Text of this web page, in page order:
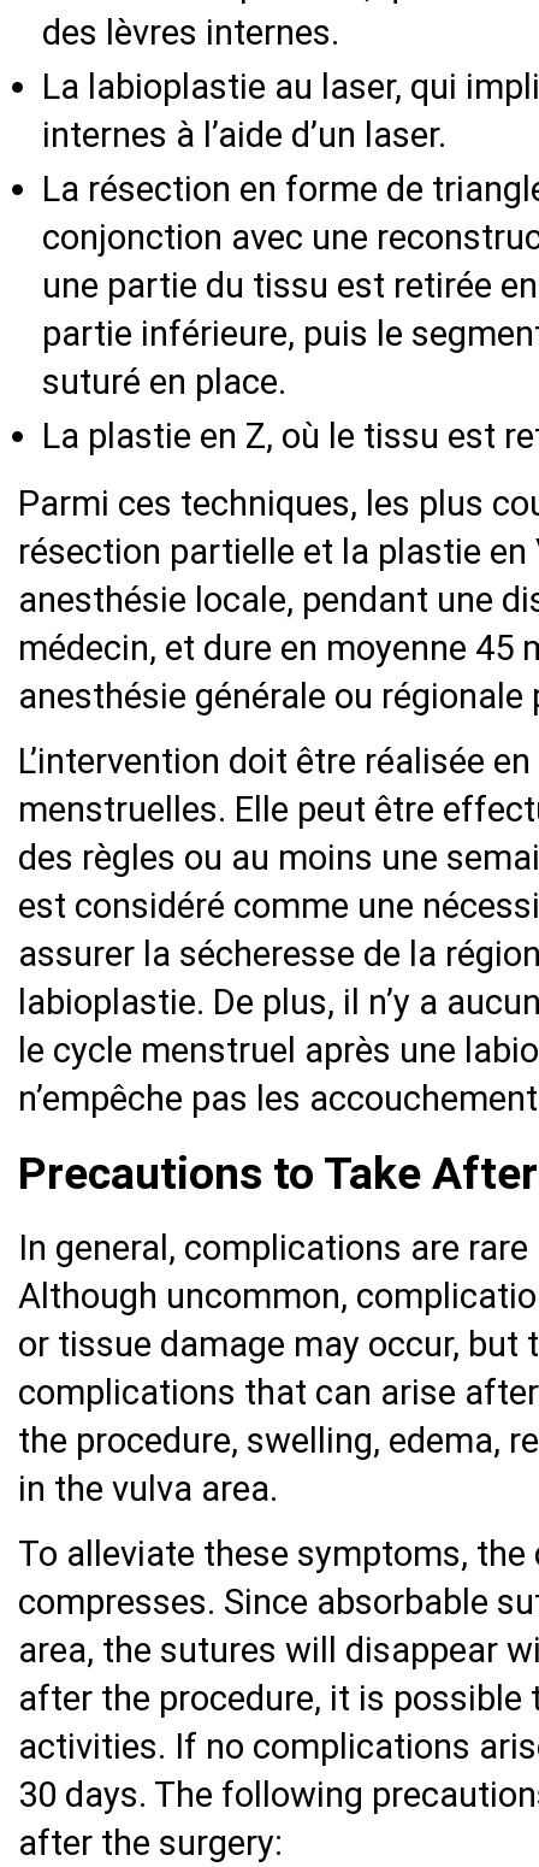
des lèvres internes.
La labioplastie au laser, qui
internes à l’aide d’un laser.
La résection en forme de
conjonction avec une
une partie du tissu est retirée
partie inférieure, puis le
suturé en place.
La plastie en Z, où le tissu est
Parmi ces techniques, les plus
résection partielle et la plastie en
anesthésie locale, pendant une
médecin, et dure en moyenne 45
anesthésie générale ou
L’intervention doit être réalisée
menstruelles. Elle peut être
des règles ou au moins une
est considéré comme une
assurer la sécheresse de la
labioplastie. De plus, il n’y a
le cycle menstruel après une
n’empêche pas les
Precautions to Take
In general, complications are
Although uncommon,
or tissue damage may occur,
complications that can arise
the procedure, swelling, edema,
in the vulva area.
To alleviate these symptoms,
compresses. Since absorbable
area, the sutures will disappear
after the procedure, it is
activities. If no complications
30 days. The following
after the surgery: